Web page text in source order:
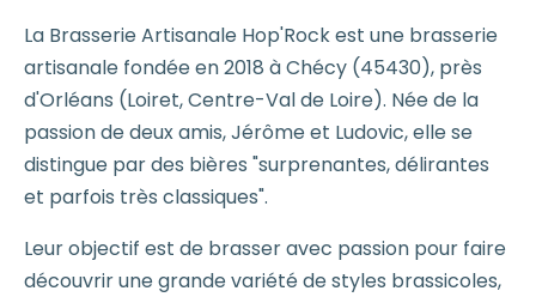
La Brasserie Artisanale Hop'Rock est une brasserie
artisanale fondée en 2018 à Chécy (45430), près
d'Orléans (Loiret, Centre-Val de Loire). Née de la
passion de deux amis, Jérôme et Ludovic, elle se
distingue par des bières "surprenantes, délirantes
et parfois très classiques".
Leur objectif est de brasser avec passion pour faire
découvrir une grande variété de styles brassicoles,